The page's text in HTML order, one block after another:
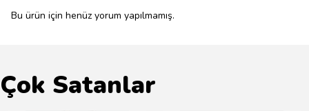
Bu ürün için henüz yorum yapılmamış.
Çok Satanlar